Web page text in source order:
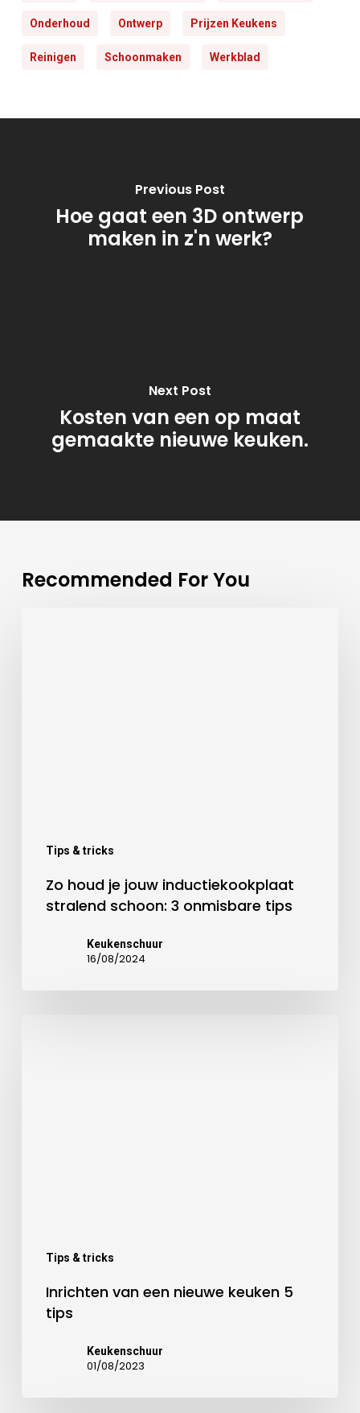
Onderhoud Ontwerp Prijzen Keukens
Reinigen Schoonmaken Werkblad
Previous Post
Hoe gaat een 3D ontwerp
maken in z'n werk?
Next Post
Kosten van een op maat
gemaakte nieuwe keuken.
Recommended For You
Tips & tricks
Zo houd je jouw inductiekookplaat
stralend schoon: 3 onmisbare tips
Keukenschuur
16/08/2024
Tips & tricks
Inrichten van een nieuwe keuken 5
tips
Keukenschuur
01/08/2023